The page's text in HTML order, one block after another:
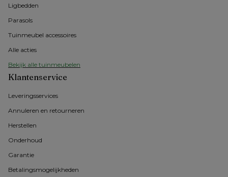
Ligbedden
Parasols
Tuinmeubel accessoires
Alle acties
Bekijk alle tuinmeubelen
Klantenservice
Leveringsservices
Annuleren en retourneren
Herstellen
Onderhoud
Garantie
Betalingsmogelijkheden